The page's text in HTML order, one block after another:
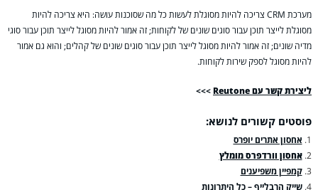
מערכת CRM צריכה להיות מסוגלת לעשות כל מה שסוכנות עושה: היא צריכה להיות
מסוגלת לייצר תוכן עבור סוגים שונים של לקוחות; זה אמור להיות מסוגל לייצר תוכן עבור סוגי
מדיה שונים; זה אמור להיות מסוגל לייצר תוכן עבור סוגים שונים של קהלים; והוא גם אמור
להיות מסוגל לספק שירות לקוחות.
ליצירת קשר עםReutone
>>>
פוסטים קשורים לנושא:
אחסון אתרים יופרס
אחסון וורדפרס מומלץ
קמפיין משפיענים
שייק הרבלייף – כל היתרונות